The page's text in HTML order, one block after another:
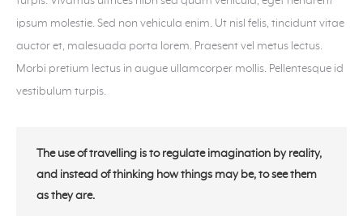
ipsum molestie. Sed non vehicula enim. Ut nisl felis, tincidunt vitae
auctor et, malesuada porta lorem. Praesent vel metus lectus.
Morbi pretium lectus in augue ullamcorper mollis. Pellentesque id
vestibulum turpis.
The use of travelling is to regulate imagination by reality,
and instead of thinking how things may be, to see them
as they are.